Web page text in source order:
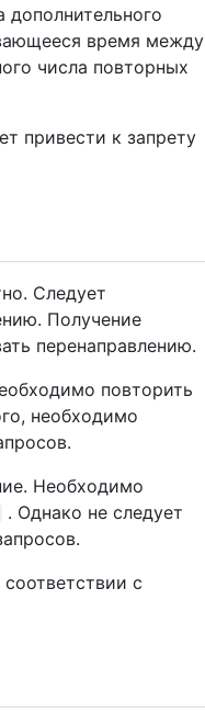
время между
числа повторных
привести к запрету
Следует
Получение
перенаправлению.
повторить
необходимо
Необходимо
. Однако не следует
с